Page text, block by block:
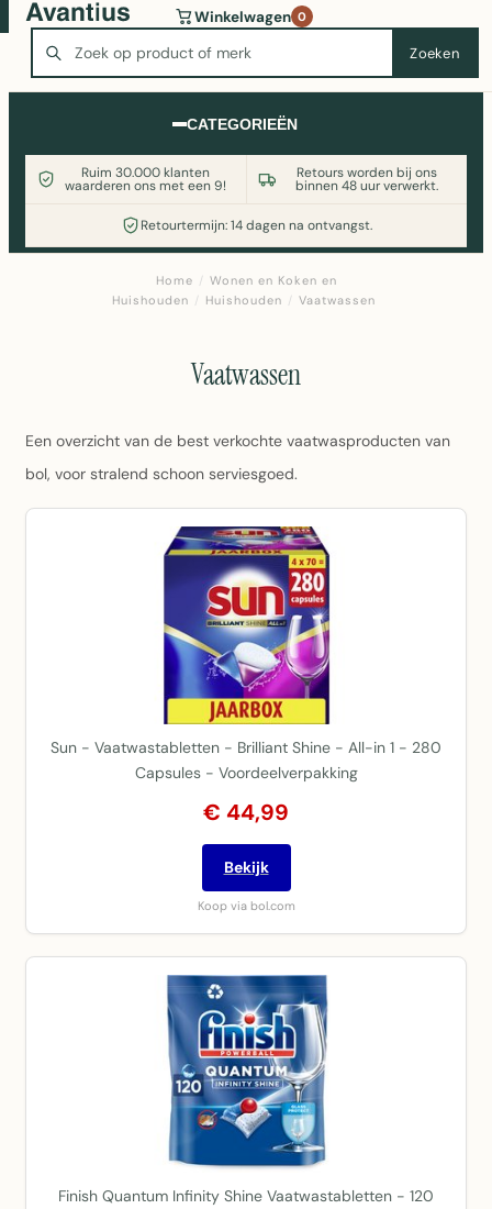
Zoeken
Winkelwagen 0
CATEGORIEËN
Ruim 30.000 klanten
waarderen ons met een 9!
Retours worden bij ons
binnen 48 uur verwerkt.
Retourtermijn: 14 dagen na ontvangst.
Wasmachine of koelkast nodig? Vergelijk alle prijzen op
Witgoedaanbod.nl
Home / Wonen en Koken en
Huishouden / Huishouden / Vaatwassen
Vaatwassen
Een overzicht van de best verkochte vaatwasproducten van
bol, voor stralend schoon serviesgoed.
Sun - Vaatwastabletten - Brilliant Shine - All-in 1 - 280
Capsules - Voordeelverpakking
€ 44,99
Bekijk
Koop via bol.com
Finish Quantum Infinity Shine Vaatwastabletten - 120